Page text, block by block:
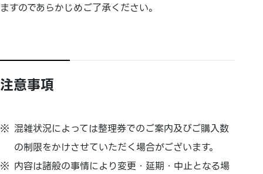
ますのであらかじめご了承ください。
注意事項
混雑状況によっては整理券でのご案内及びご購入数
の制限をかけさせていただく場合がございます。
内容は諸般の事情により変更・延期・中止となる場